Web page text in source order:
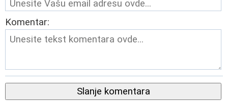
Komentar:
Slanje komentara